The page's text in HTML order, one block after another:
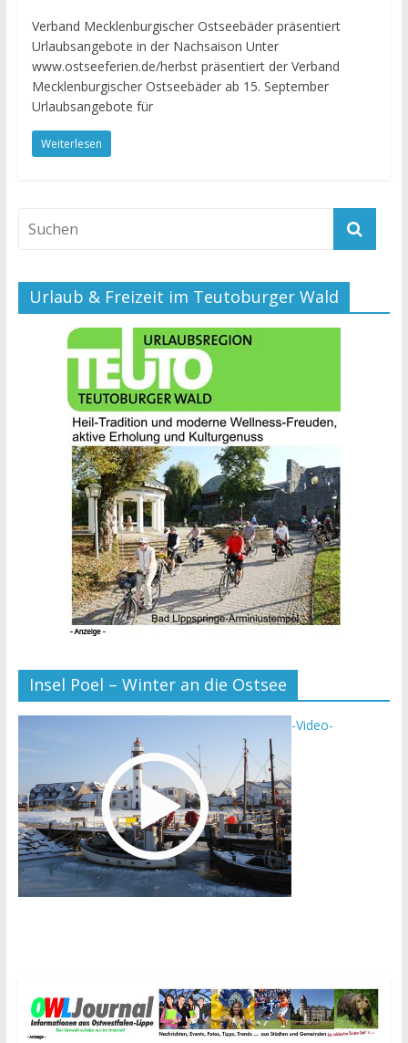
Verband Mecklenburgischer Ostseebäder präsentiert
Urlaubsangebote in der Nachsaison Unter
www.ostseeferien.de/herbst präsentiert der Verband
Mecklenburgischer Ostseebäder ab 15. September
Urlaubsangebote für
Weiterlesen
Urlaub & Freizeit im Teutoburger Wald
Insel Poel – Winter an die Ostsee
-Video-